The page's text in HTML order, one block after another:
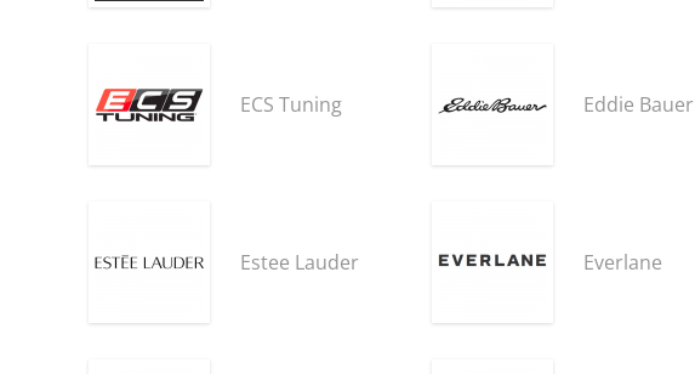
ECS Tuning Eddie Bauer
Estee Lauder Everlane